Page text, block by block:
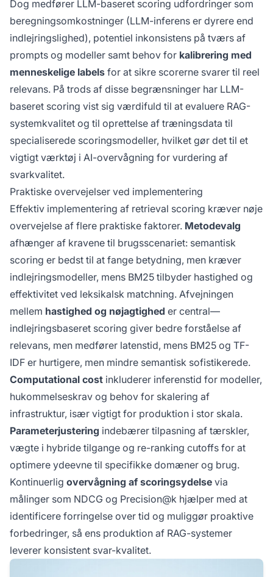
Dog medfører LLM-baseret scoring udfordringer som
beregningsomkostninger (LLM-inferens er dyrere end
indlejringslighed), potentiel inkonsistens på tværs af
prompts og modeller samt behov for kalibrering med
menneskelige labels for at sikre scorerne svarer til reel
relevans. På trods af disse begrænsninger har LLM-
baseret scoring vist sig værdifuld til at evaluere RAG-
systemkvalitet og til oprettelse af træningsdata til
specialiserede scoringsmodeller, hvilket gør det til et
vigtigt værktøj i AI-overvågning for vurdering af
svarkvalitet.
Praktiske overvejelser ved implementering
Effektiv implementering af retrieval scoring kræver nøje
overvejelse af flere praktiske faktorer. Metodevalg
afhænger af kravene til brugsscenariet: semantisk
scoring er bedst til at fange betydning, men kræver
indlejringsmodeller, mens BM25 tilbyder hastighed og
effektivitet ved leksikalsk matchning. Afvejningen
mellem hastighed og nøjagtighed er central—
indlejringsbaseret scoring giver bedre forståelse af
relevans, men medfører latenstid, mens BM25 og TF-
IDF er hurtigere, men mindre semantisk sofistikerede.
Computational cost inkluderer inferenstid for modeller,
hukommelseskrav og behov for skalering af
infrastruktur, især vigtigt for produktion i stor skala.
Parameterjustering indebærer tilpasning af tærskler,
vægte i hybride tilgange og re-ranking cutoffs for at
optimere ydeevne til specifikke domæner og brug.
Kontinuerlig overvågning af scoringsydelse via
målinger som NDCG og Precision@k hjælper med at
identificere forringelse over tid og muliggør proaktive
forbedringer, så ens produktion af RAG-systemer
leverer konsistent svar-kvalitet.